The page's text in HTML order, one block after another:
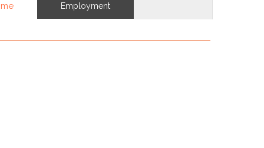
Employment